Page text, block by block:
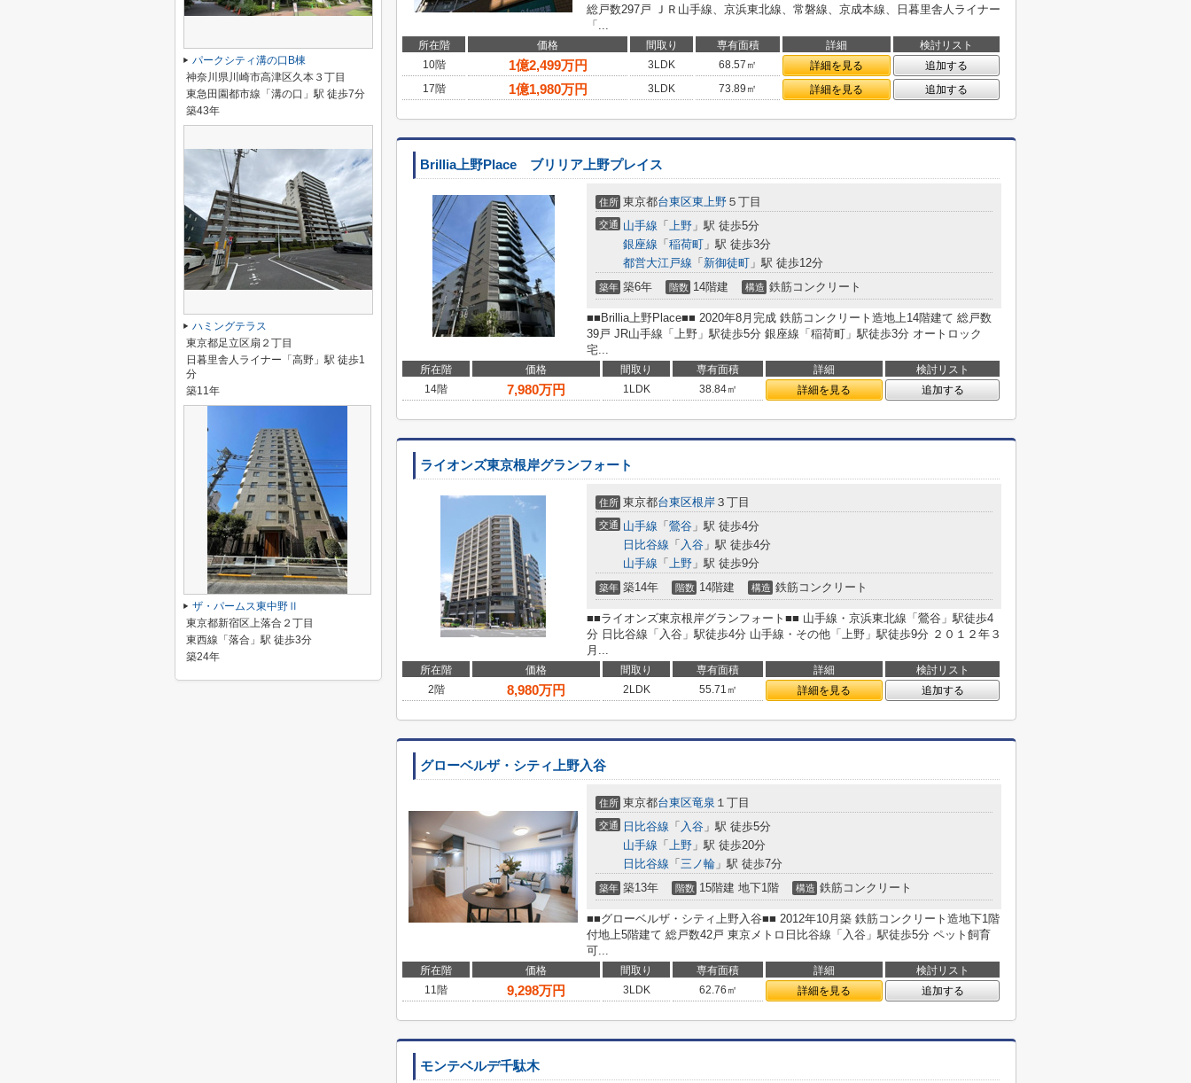
総戸数297戸 ＪＲ山手線、京浜東北線、常磐線、京成本線、日暮里舎人ライナー
「...
所在階 価格 間取り 専有面積 詳細
検討リスト
10階
1億2,499万円 3LDK 68.57㎡ 詳細を見る
追加する
17階
1億1,980万円 3LDK 73.89㎡ 詳細を見る 追加する
Brillia上野Place ブリリア上野プレイス
住所 東京都台東区東上野 ５丁目
交通 山手線 「 上野 」駅 徒歩5分
銀座線 「 稲荷町 」駅 徒歩3分
都営大江戸線 「 新御徒町 」駅 徒歩12分
築年 築6年 階数 14階建 構造 鉄筋コンクリート
■■Brillia上野Place■■ 2020年8月完成 鉄筋コンクリート造地上14階建て 総戸数
39戸 JR山手線「上野」駅徒歩5分 銀座線「稲荷町」駅徒歩3分 オートロック
宅...
所在階 価格 間取り 専有面積 詳細
検討リスト
14階
7,980万円 1LDK 38.84㎡ 詳細を見る 追加する
ライオンズ東京根岸グランフォート
住所 東京都台東区根岸 ３丁目
交通 山手線 「 鶯谷 」駅 徒歩4分
日比谷線 「 入谷 」駅 徒歩4分
山手線 「 上野 」駅 徒歩9分
築年 築14年 階数 14階建 構造 鉄筋コンクリート
■■ライオンズ東京根岸グランフォート■■ 山手線・京浜東北線「鶯谷」駅徒歩4
分 日比谷線「入谷」駅徒歩4分 山手線・その他「上野」駅徒歩9分 ２０１２年３
月...
所在階 価格 間取り 専有面積 詳細
検討リスト
2階
8,980万円 2LDK 55.71㎡ 詳細を見る 追加する
グローベルザ・シティ上野入谷
住所 東京都台東区竜泉 １丁目
交通 日比谷線 「 入谷 」駅 徒歩5分
山手線 「 上野 」駅 徒歩20分
日比谷線 「 三ノ輪 」駅 徒歩7分
築年 築13年 階数 15階建 地下1階 構造 鉄筋コンクリート
■■グローベルザ・シティ上野入谷■■ 2012年10月築 鉄筋コンクリート造地下1階
付地上5階建て 総戸数42戸 東京メトロ日比谷線「入谷」駅徒歩5分 ペット飼育
可...
所在階 価格 間取り 専有面積 詳細
検討リスト
11階
9,298万円 3LDK 62.76㎡ 詳細を見る 追加する
モンテベルデ千駄木
パークシティ溝の口B棟
神奈川県川崎市高津区久本３丁目
東急田園都市線「溝の口」駅 徒歩7分
築43年
ハミングテラス
東京都足立区扇２丁目
日暮里舎人ライナー「高野」駅 徒歩1
分
築11年
ザ・パームス東中野Ⅱ
東京都新宿区上落合２丁目
東西線「落合」駅 徒歩3分
築24年